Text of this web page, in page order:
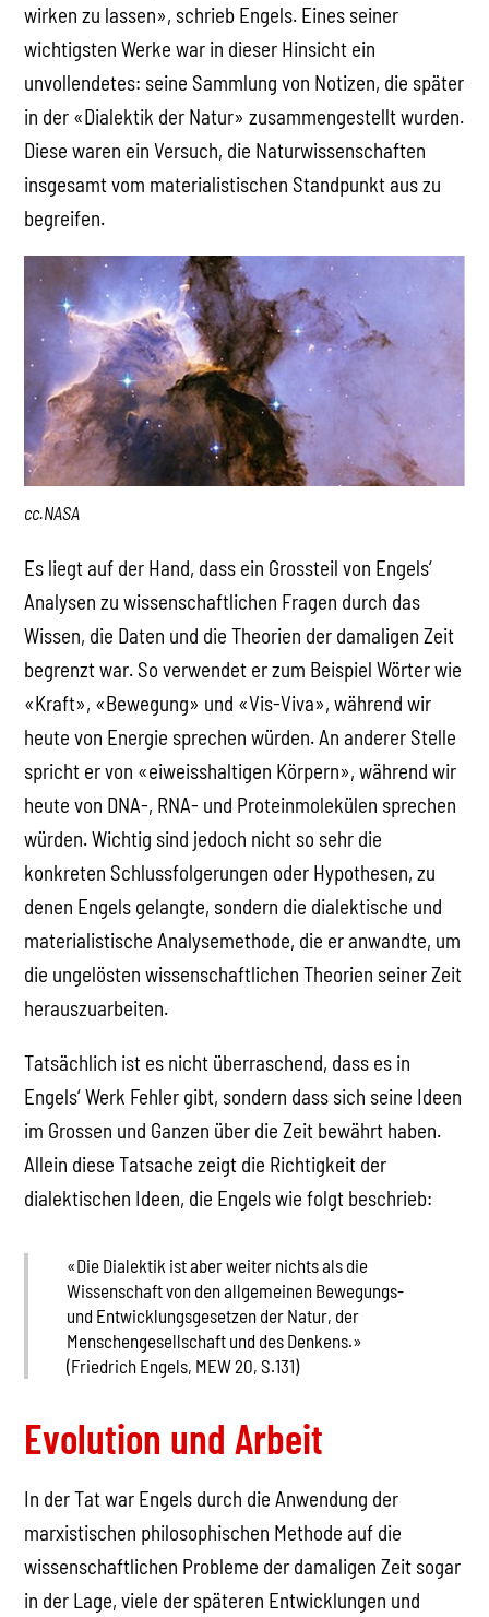
wirken zu lassen», schrieb Engels. Eines seiner
wichtigsten Werke war in dieser Hinsicht ein
unvollendetes: seine Sammlung von Notizen, die später
in der «Dialektik der Natur» zusammengestellt wurden.
Diese waren ein Versuch, die Naturwissenschaften
insgesamt vom materialistischen Standpunkt aus zu
begreifen.
cc.NASA
Es liegt auf der Hand, dass ein Grossteil von Engels‘
Analysen zu wissenschaftlichen Fragen durch das
Wissen, die Daten und die Theorien der damaligen Zeit
begrenzt war. So verwendet er zum Beispiel Wörter wie
«Kraft», «Bewegung» und «Vis-Viva», während wir
heute von Energie sprechen würden. An anderer Stelle
spricht er von «eiweisshaltigen Körpern», während wir
heute von DNA-, RNA- und Proteinmolekülen sprechen
würden. Wichtig sind jedoch nicht so sehr die
konkreten Schlussfolgerungen oder Hypothesen, zu
denen Engels gelangte, sondern die dialektische und
materialistische Analysemethode, die er anwandte, um
die ungelösten wissenschaftlichen Theorien seiner Zeit
herauszuarbeiten.
Tatsächlich ist es nicht überraschend, dass es in
Engels‘ Werk Fehler gibt, sondern dass sich seine Ideen
im Grossen und Ganzen über die Zeit bewährt haben.
Allein diese Tatsache zeigt die Richtigkeit der
dialektischen Ideen, die Engels wie folgt beschrieb:
«Die Dialektik ist aber weiter nichts als die
Wissenschaft von den allgemeinen Bewegungs-
und Entwicklungsgesetzen der Natur, der
Menschengesellschaft und des Denkens.»
(Friedrich Engels, MEW 20, S.131)
Evolution und Arbeit
In der Tat war Engels durch die Anwendung der
marxistischen philosophischen Methode auf die
wissenschaftlichen Probleme der damaligen Zeit sogar
in der Lage, viele der späteren Entwicklungen und